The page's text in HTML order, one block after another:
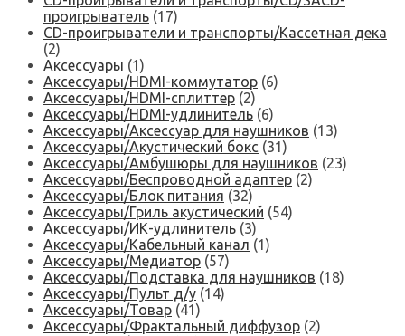
проигрыватель (17)
CD-проигрыватели и транспорты/Кассетная дека
(2)
Аксессуары (1)
Аксессуары/HDMI-коммутатор (6)
Аксессуары/HDMI-сплиттер (2)
Аксессуары/HDMI-удлинитель (6)
Аксессуары/Аксессуар для наушников (13)
Аксессуары/Акустический бокс (31)
Аксессуары/Амбушюры для наушников (23)
Аксессуары/Беспроводной адаптер (2)
Аксессуары/Блок питания (32)
Аксессуары/Гриль акустический (54)
Аксессуары/ИК-удлинитель (3)
Аксессуары/Кабельный канал (1)
Аксессуары/Медиатор (57)
Аксессуары/Подставка для наушников (18)
Аксессуары/Пульт д/у (14)
Аксессуары/Товар (41)
Аксессуары/Фрактальный диффузор (2)